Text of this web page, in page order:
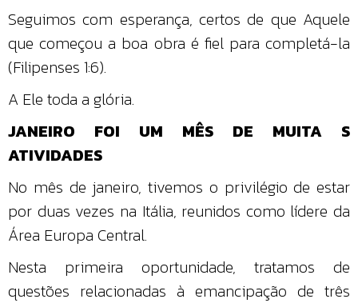
Seguimos com esperança, certos de que Aquele
que começou a boa obra é fiel para completá-la
(Filipenses 1:6).
A Ele toda a glória.
JANEIRO FOI UM MÊS DE MUITA S
ATIVIDADES
No mês de janeiro, tivemos o privilégio de estar
por duas vezes na Itália, reunidos como lídere da
Área Europa Central.
Nesta primeira oportunidade, tratamos de
questões relacionadas à emancipação de três